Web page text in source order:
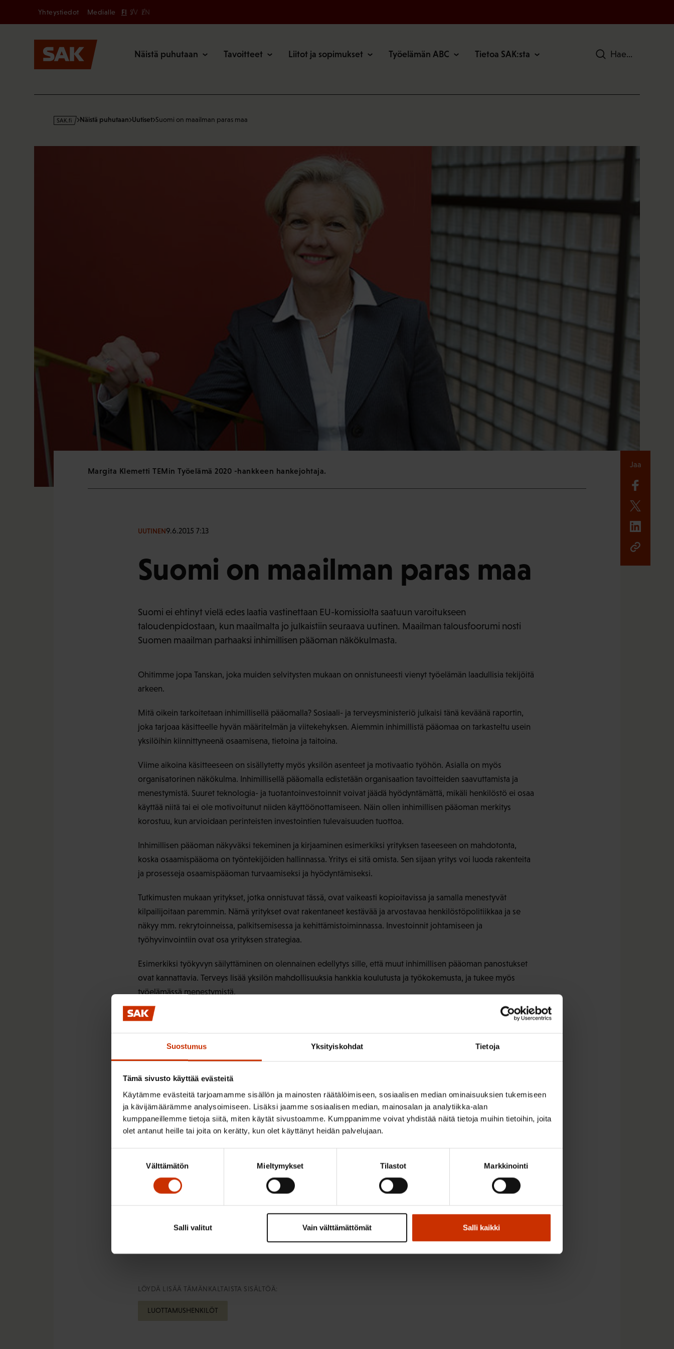
Suostumus Yksityiskohdat Tietoja
Tämä sivusto käyttää evästeitä
Käytämme evästeitä tarjoamamme sisällön ja mainosten räätälöimiseen, sosiaalisen median ominaisuuksien tukemiseen
ja kävijämäärämme analysoimiseen. Lisäksi jaamme sosiaalisen median, mainosalan ja analytiikka-alan
kumppaneillemme tietoja siitä, miten käytät sivustoamme. Kumppanimme voivat yhdistää näitä tietoja muihin tietoihin, joita
olet antanut heille tai joita on kerätty, kun olet käyttänyt heidän palvelujaan.
Välttämätön Mieltymykset Tilastot Markkinointi
Vain välttämättömät
Salli valitut Salli kaikki
Secondary
Yhteystiedot Medialle FI SV EN
Näistä puhutaan Tavoitteet Liitot ja sopimukset Työelämän ABC Tietoa SAK:sta Hae
s
Näistä puhutaan Uutiset Suomi on maailman paras maa
Margita Klemetti TEMin Työelämä 2020 -hankkeen hankejohtaja.
UUTINEN9.6.2015 7:13
Suomi on maailman paras maa
Suomi ei ehtinyt vielä edes laatia vastinettaan EU-komissiolta saatuun varoitukseen
taloudenpidostaan, kun maailmalta jo julkaistiin seuraava uutinen. Maailman talousfoorumi nosti
Suomen maailman parhaaksi inhimillisen pääoman näkökulmasta.
Ohitimme jopa Tanskan, joka muiden selvitysten mukaan on onnistuneesti vienyt työelämän laadullisia tekijöitä
arkeen.
Mitä oikein tarkoitetaan inhimillisellä pääomalla? Sosiaali- ja terveysministeriö julkaisi tänä keväänä raportin,
joka tarjoaa käsitteelle hyvän määritelmän ja viitekehyksen. Aiemmin inhimillistä pääomaa on tarkasteltu usein
yksilöihin kiinnittyneenä osaamisena, tietoina ja taitoina.
Viime aikoina käsitteeseen on sisällytetty myös yksilön asenteet ja motivaatio työhön. Asialla on myös
organisatorinen näkökulma. Inhimillisellä pääomalla edistetään organisaation tavoitteiden saavuttamista ja
menestymistä. Suuret teknologia- ja tuotantoinvestoinnit voivat jäädä hyödyntämättä, mikäli henkilöstö ei osaa
käyttää niitä tai ei ole motivoitunut niiden käyttöönottamiseen. Näin ollen inhimillisen pääoman merkitys
korostuu, kun arvioidaan perinteisten investointien tulevaisuuden tuottoa.
Inhimillisen pääoman näkyväksi tekeminen ja kirjaaminen esimerkiksi yrityksen taseeseen on mahdotonta,
koska osaamispääoma on työntekijöiden hallinnassa. Yritys ei sitä omista. Sen sijaan yritys voi luoda rakenteita
ja prosesseja osaamispääoman turvaamiseksi ja hyödyntämiseksi.
Tutkimusten mukaan yritykset, jotka onnistuvat tässä, ovat vaikeasti kopioitavissa ja samalla menestyvät
kilpailijoitaan paremmin. Nämä yritykset ovat rakentaneet kestävää ja arvostavaa henkilöstöpolitiikkaa ja se
näkyy mm. rekrytoinneissa, palkitsemisessa ja kehittämistoiminnassa. Investoinnit johtamiseen ja
työhyvinvointiin ovat osa yrityksen strategiaa.
Esimerkiksi työkyvyn säilyttäminen on olennainen edellytys sille, että muut inhimillisen pääoman panostukset
ovat kannattavia. Terveys lisää yksilön mahdollisuuksia hankkia koulutusta ja työkokemusta, ja tukee myös
työelämässä menestymistä.
Työntekijän näkökulmasta tämä tarkoittaa, että häneltä vaaditaan elinikäistä oppimista ja uudistumista. Työelämä
win tilanne syntyy, kun työntekijät suhtautuvat innokkaasti työhönsä ja haluavat oppia uutta sekä kehittää
työtään. Työnantajan on puolestaan mahdollistettava työssä onnistuminen luomalla kannustava ja oppiva
resursseja entisestään vahvistaa inhimillistä pääomaa.
Tutkimusten mukaan meillä suomalaisilla on vahva osaamisperusta, olemme sitoutuneita työhömme ja
suhtaudumme myönteisesti muutoksiin. Olemme tunnetusti sinnikkäitä, emme anna herkästi periksi. Meiltä siis
tarvitsevat tämän voimavaran. Yhdessä rakennamme Suomen työelämästä Euroopan parhaan vuoteen 2020
mennessä.
Kirjoittaja on hankejohtaja työ- ja elinkeinoministeriön työelämä 2020 hankkeessa.
LÖYDÄ LISÄÄ TÄMÄNKALTAISTA SISÄLTÖÄ:
LUOTTAMUSHENKILÖT
Jaa